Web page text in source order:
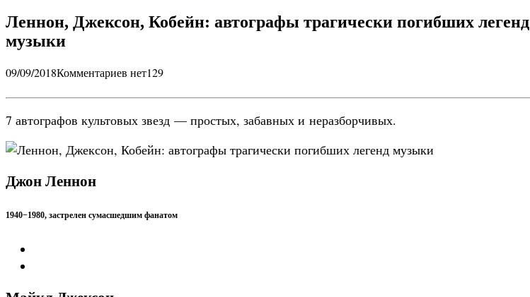
Леннон, Джексон, Кобейн: автографы трагически погибших легенд
музыки
09/09/2018Комментариев нет129
7 автографов культовых звезд — простых, забавных и неразборчивых.
Джон Леннон
1940−1980, застрелен сумасшедшим фанатом